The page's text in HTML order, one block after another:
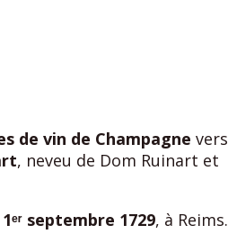
de vin de Champagne vers
, neveu de Dom Ruinart et
septembre 1729, à Reims.